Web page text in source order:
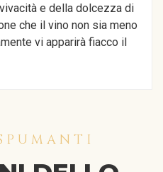
e della dolcezza di
che il vino non sia meno
vi apparirà fiacco il